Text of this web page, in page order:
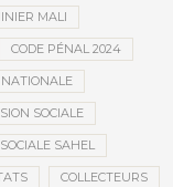
MALI
CODE PÉNAL 2024
SOCIALE
SAHEL
COLLECTEURS